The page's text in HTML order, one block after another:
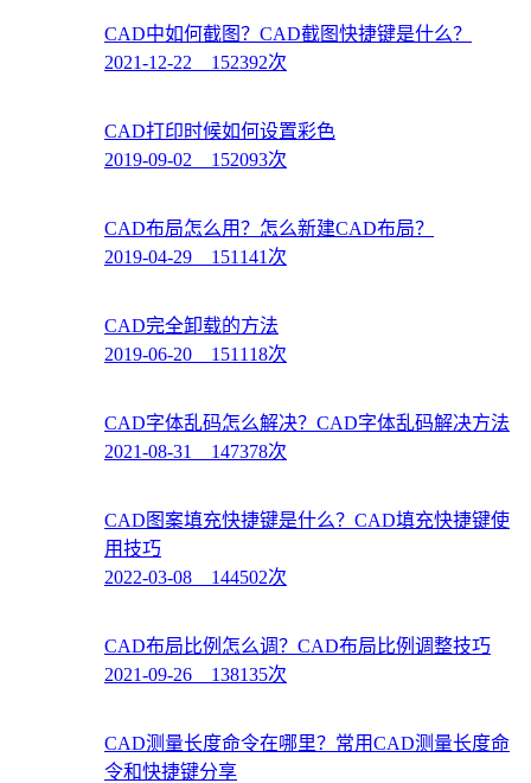
CAD中如何截图？CAD截图快捷键是什么？
2021-12-22 152392次
CAD打印时候如何设置彩色
2019-09-02 152093次
CAD布局怎么用？怎么新建CAD布局？
2019-04-29 151141次
CAD完全卸载的方法
2019-06-20 151118次
CAD字体乱码怎么解决？CAD字体乱码解决方法
2021-08-31 147378次
CAD图案填充快捷键是什么？CAD填充快捷键使
用技巧
2022-03-08 144502次
CAD布局比例怎么调？CAD布局比例调整技巧
2021-09-26 138135次
CAD测量长度命令在哪里？常用CAD测量长度命
令和快捷键分享